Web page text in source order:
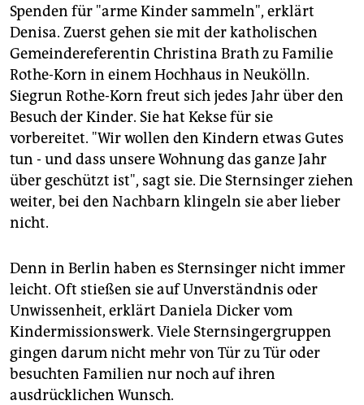
verlag
verlag
veranstaltungen
shop
fragen & hilfe
unterstützen
abo
epaper login
Spenden für "arme Kinder sammeln", erklärt
Denisa. Zuerst gehen sie mit der katholischen
Gemeindereferentin Christina Brath zu Familie
Rothe-Korn in einem Hochhaus in Neukölln.
Siegrun Rothe-Korn freut sich jedes Jahr über den
Besuch der Kinder. Sie hat Kekse für sie
vorbereitet. "Wir wollen den Kindern etwas Gutes
tun - und dass unsere Wohnung das ganze Jahr
über geschützt ist", sagt sie. Die Sternsinger ziehen
weiter, bei den Nachbarn klingeln sie aber lieber
nicht.
Denn in Berlin haben es Sternsinger nicht immer
leicht. Oft stießen sie auf Unverständnis oder
Unwissenheit, erklärt Daniela Dicker vom
Kindermissionswerk. Viele Sternsingergruppen
gingen darum nicht mehr von Tür zu Tür oder
besuchten Familien nur noch auf ihren
ausdrücklichen Wunsch.